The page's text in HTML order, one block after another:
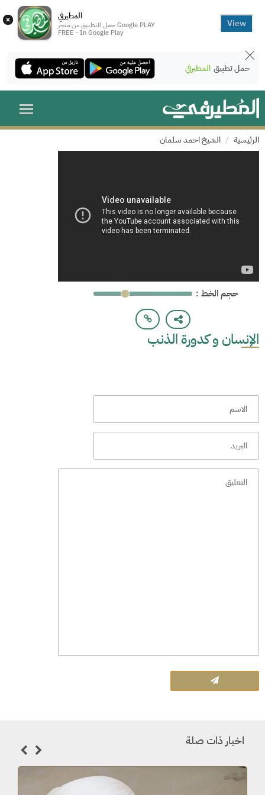
× المطيرفي
حمل التطبيق من متجر Google PLAY
FREE - In Google Play
View
حمل تطبيق المطيرفي
الرئيسية الشيخ احمد سلمان
: حجم الخط
الإنسان و كدورة الذنب
اخبار ذات صلة